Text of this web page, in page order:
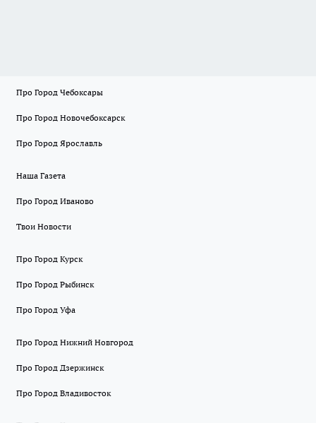
Про Город Чебоксары
Про Город Новочебоксарск
Про Город Ярославль
Наша Газета
Про Город Иваново
Твои Новости
Про Город Курск
Про Город Рыбинск
Про Город Уфа
Про Город Нижний Новгород
Про Город Дзержинск
Про Город Владивосток